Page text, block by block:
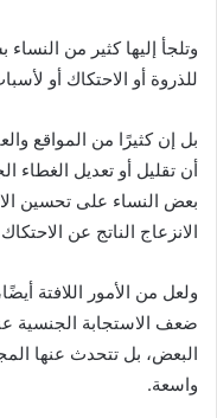
وتلجأ إليها كثير من
للذروة أو الاحتكاك أو
بل إن كثيرًا من المواقع
أن تقليل أو تعديل الغطاء
بعض النساء على تحسين
الانزعاج الناتج عن
ولعل من الأمور اللافتة
ضعف الاستجابة الجنسية
البعض، بل تتحدث عنها
واسعة.